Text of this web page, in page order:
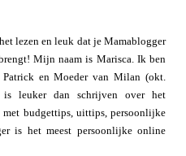
lezen en leuk dat je Mamablogger
Mijn naam is Marisca. Ik ben
Patrick en Moeder van Milan (okt.
leuker dan schrijven over het
budgettips, uittips, persoonlijke
is het meest persoonlijke online